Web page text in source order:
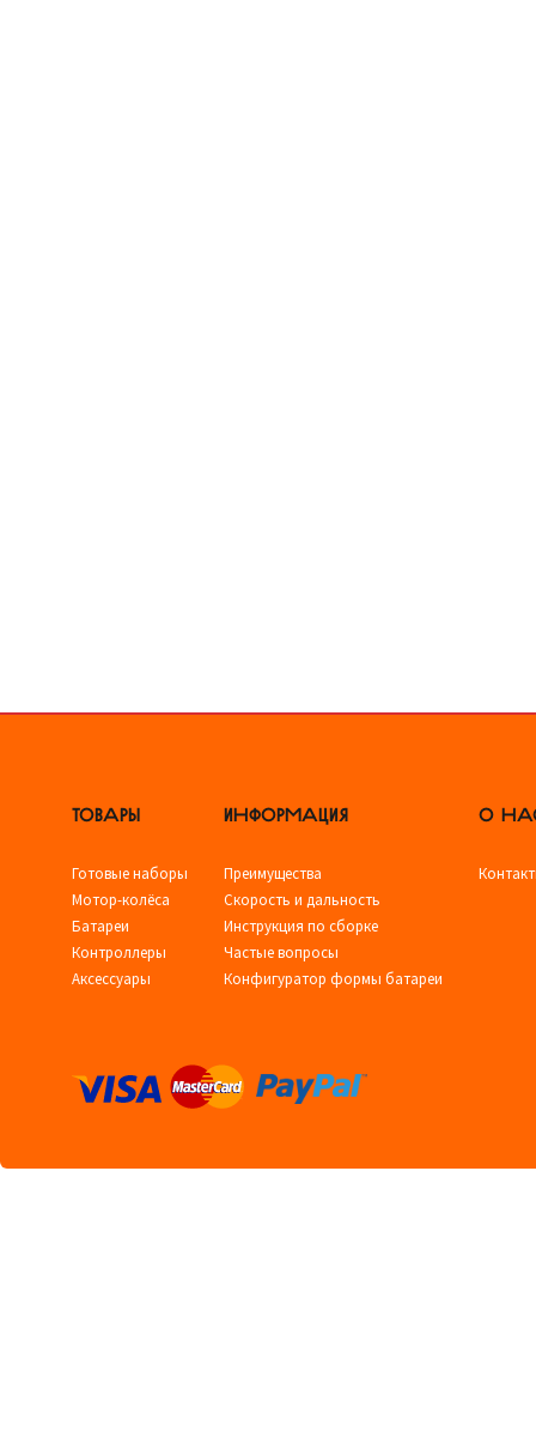
ТОВАРЫ
Готовые наборы
Мотор-колёса
Батареи
Контроллеры
Аксессуары
ИНФОРМАЦИЯ
Преимущества
Скорость и дальность
Инструкция по сборке
Частые вопросы
Конфигуратор формы батареи
О